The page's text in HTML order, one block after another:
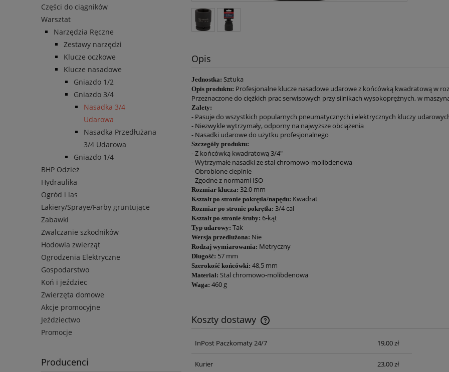
Części do ciągników
Warsztat
Narzędzia Ręczne
Zestawy narzędzi
Klucze oczkowe
Klucze nasadowe
Gniazdo 1/2
Gniazdo 3/4
Nasadka 3/4
Udarowa
Nasadka Przedłużana
3/4 Udarowa
Gniazdo 1/4
BHP Odzież
Hydraulika
Ogród i las
Lakiery/Spraye/Farby gruntujące
Zabawki
Zwalczanie szkodników
Hodowla zwierząt
Ogrodzenia Elektryczne
Gospodarstwo
Koń i jeździec
Zwierzęta domowe
Akcje promocyjne
Jeździectwo
Promocje
Producenci
Opis
Jednostka: Sztuka
Opis produktu: Profesjonalne klucze nasadowe udarowe z końcówką kwadratową w
Przeznaczone do ciężkich prac serwisowych przy silnikach wysokoprężnych, w
Zalety:
- Pasuje do wszystkich popularnych pneumatycznych i elektrycznych kluczy
- Niezwykle wytrzymały, odporny na najwyższe obciążenia
- Nasadki udarowe do użytku profesjonalnego
Szczegóły produktu:
- Z końcówką kwadratową 3/4"
- Wytrzymałe nasadki ze stal chromowo-molibdenowa
- Obrobione cieplnie
- Zgodne z normami ISO
Rozmiar klucza: 32.0 mm
Kształt po stronie pokrętła/napędu: Kwadrat
Rozmiar po stronie pokrętła: 3/4 cal
Kształt po stronie śruby: 6-kąt
Typ udarowy: Tak
Wersja przedłużona: Nie
Rodzaj wymiarowania: Metryczny
Długość: 57 mm
Szerokość końcówki: 48,5 mm
Materiał: Stal chromowo-molibdenowa
Waga: 460 g
Koszty dostawy
Cena nie zawiera ewentualnych kosztów
InPost Paczkomaty 24/7 19,00 zł
Kurier 23,00 zł